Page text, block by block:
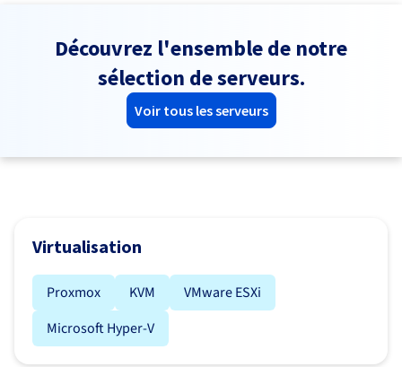
Découvrez l'ensemble de notre
sélection de serveurs.
Voir tous les serveurs
Virtualisation
Proxmox KVM
VMware ESXi
Microsoft Hyper-V